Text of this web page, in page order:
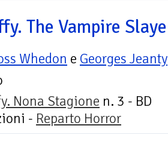
The Vampire
Whedon e Georges Jeanty
Nona Stagione n. 3 - BD
- Reparto Horror